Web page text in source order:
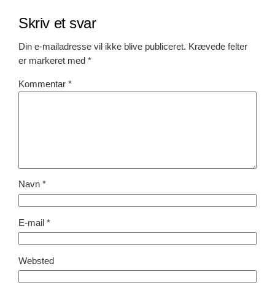
Skriv et svar
Din e-mailadresse vil ikke blive publiceret. Krævede felter
er markeret med*
Kommentar*
Navn*
E-mail*
Websted